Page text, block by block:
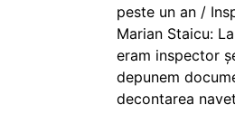
peste un an /
Marian Staicu:
eram inspector
depunem
decontarea